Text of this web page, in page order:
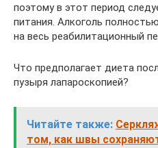
поэтому в этот период
питания. Алкоголь
на весь реабилитационный
Что предполагает диета
пузыря лапароскопией?
Читайте также:
том, как швы